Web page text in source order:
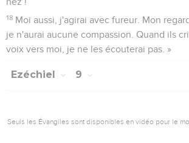
18 Moi aussi, j'agirai avec fureur. Mon
je n'aurai aucune compassion. Quand ils
voix vers moi, je ne les écouterai pas. »
Ezéchiel 9
Seuls les Évangiles sont disponibles en vidéo pour le